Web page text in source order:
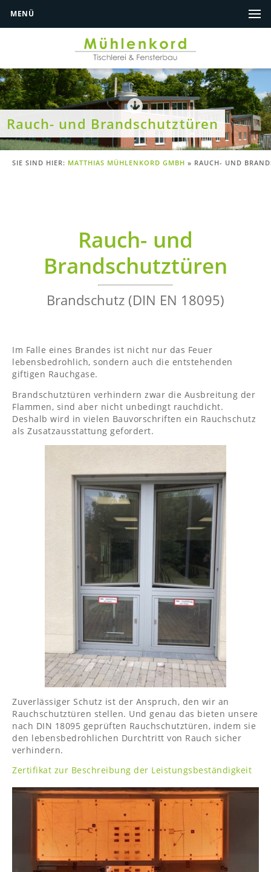
MENÜ
Rauch- und Brandschutztüren
SIE SIND HIER: MATTHIAS MÜHLENKORD GMBH » RAUCH- UND
Rauch- und
Brandschutztüren
Brandschutz (DIN EN 18095)
Im Falle eines Brandes ist nicht nur das Feuer
lebensbedrohlich, sondern auch die entstehenden
giftigen Rauchgase.
Brandschutztüren verhindern zwar die Ausbreitung der
Flammen, sind aber nicht unbedingt rauchdicht.
Deshalb wird in vielen Bauvorschriften ein Rauchschutz
als Zusatzausstattung gefordert.
Zuverlässiger Schutz ist der Anspruch, den wir an
Rauchschutztüren stellen. Und genau das bieten unsere
nach DIN 18095 geprüften Rauchschutztüren, indem sie
den lebensbedrohlichen Durchtritt von Rauch sicher
verhindern.
Zertifikat zur Beschreibung der Leistungsbeständigkeit